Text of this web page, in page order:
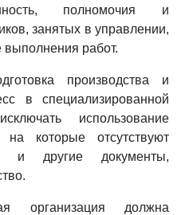
полномочия и
занятых в управлении,
работ.
производства и
в специализированной
использование
которые отсутствуют
и другие документы,
организация должна